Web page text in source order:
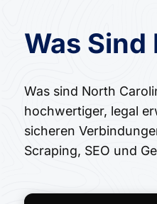
Was
Was sind North
hochwertiger, legal
sicheren
Scraping, SEO und